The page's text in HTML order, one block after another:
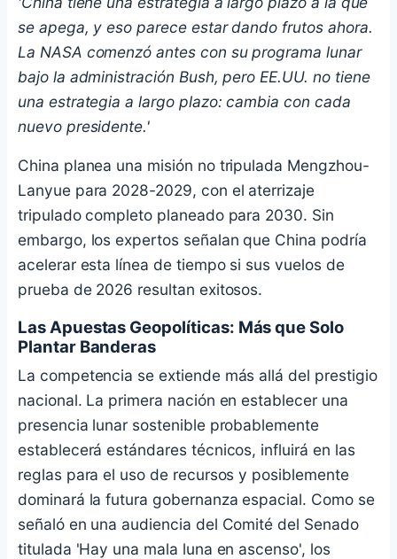
se apega, y eso parece estar dando frutos ahora.
La NASA comenzó antes con su programa lunar
bajo la administración Bush, pero EE.UU. no tiene
una estrategia a largo plazo: cambia con cada
nuevo presidente.'
China planea una misión no tripulada Mengzhou-
Lanyue para 2028-2029, con el aterrizaje
tripulado completo planeado para 2030. Sin
embargo, los expertos señalan que China podría
acelerar esta línea de tiempo si sus vuelos de
prueba de 2026 resultan exitosos.
Las Apuestas Geopolíticas: Más que Solo
Plantar Banderas
La competencia se extiende más allá del prestigio
nacional. La primera nación en establecer una
presencia lunar sostenible probablemente
establecerá estándares técnicos, influirá en las
reglas para el uso de recursos y posiblemente
dominará la futura gobernanza espacial. Como se
señaló en una audiencia del Comité del Senado
titulada 'Hay una mala luna en ascenso', los